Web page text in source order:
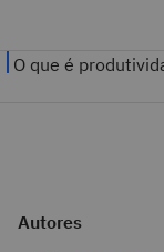
Autores